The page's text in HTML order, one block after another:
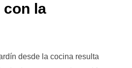
con la
desde la cocina resulta